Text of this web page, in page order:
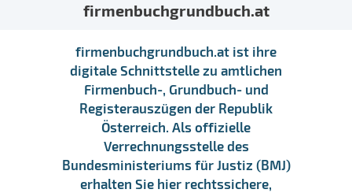
firmenbuchgrundbuch.at
firmenbuchgrundbuch.at ist ihre
digitale Schnittstelle zu amtlichen
Firmenbuch-, Grundbuch- und
Registerauszügen der Republik
Österreich. Als offizielle
Verrechnungsstelle des
Bundesministeriums für Justiz (BMJ)
erhalten Sie hier rechtssichere,